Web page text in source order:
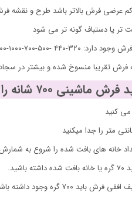
عرضی فرش بالاتر باشد طرح و
تر یا دستباف گونه تر می شود
-۵۰۰-۷۰۰-۱۰۰۰-۱۲۰۰-۱۵۰۰
۷۰۰ شانه را تشخیص دهید:
کنید
متر را جدا میکنید
خانه های بافت شده را شروع به
۷۰۰ گره وجود داشته باشد.